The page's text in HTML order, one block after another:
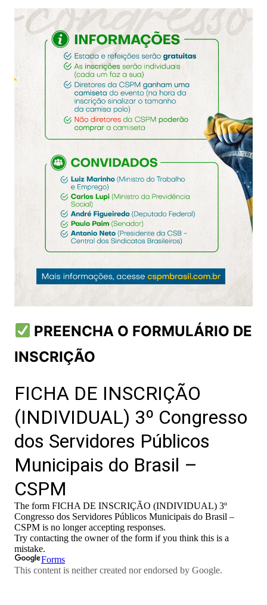
PREENCHA O FORMULÁRIO DE
INSCRIÇÃO